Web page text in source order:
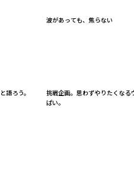
波があっても、焦らない
語ろう。
挑戦企画。思わずやりたくなる
ぱい。